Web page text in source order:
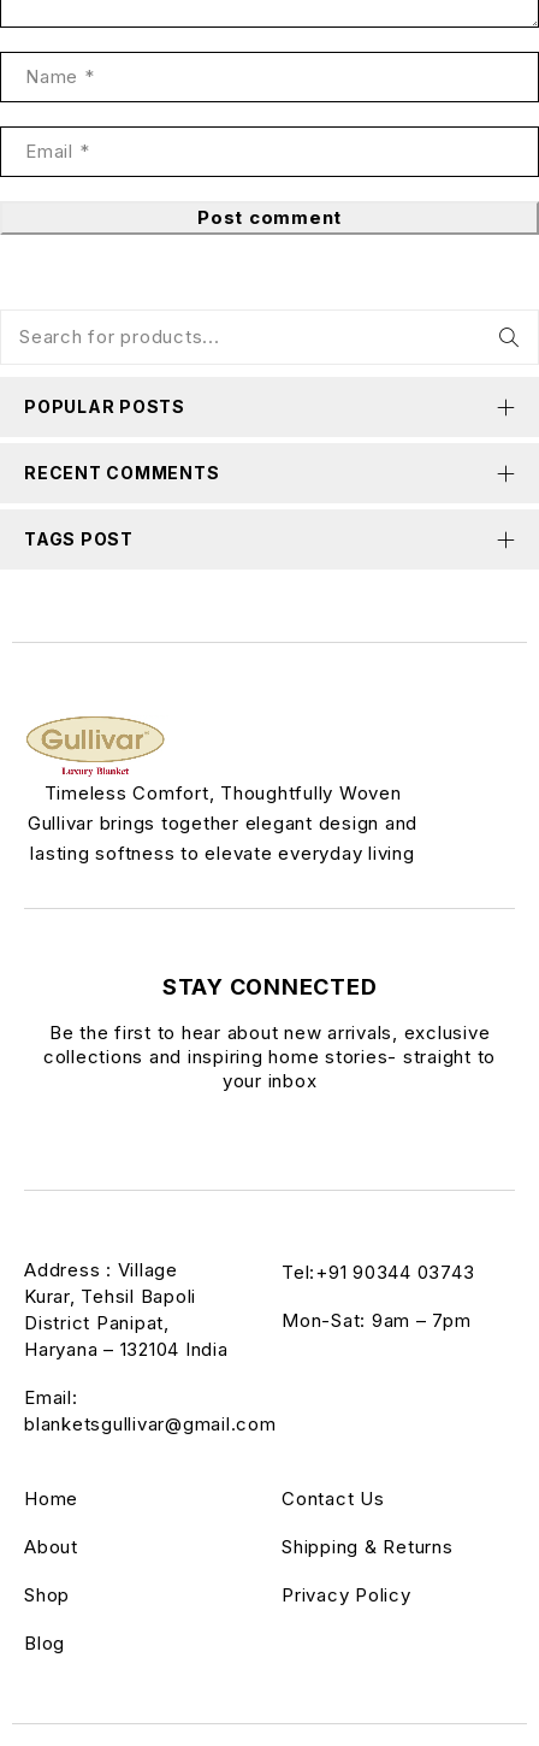
Post comment
POPULAR POSTS
RECENT COMMENTS
TAGS POST
Timeless Comfort, Thoughtfully Woven
Gullivar brings together elegant design and
lasting softness to elevate everyday living
STAY CONNECTED
Be the first to hear about new arrivals, exclusive
collections and inspiring home stories- straight to
your inbox
Tel:+91 90344 03743
Mon-Sat: 9am – 7pm
Home
About
Shop
Blog
Contact Us
Shipping & Returns
Privacy Policy
Address : Village
Kurar, Tehsil Bapoli
District Panipat,
Haryana – 132104 India
Email:
blanketsgullivar@gmail.com